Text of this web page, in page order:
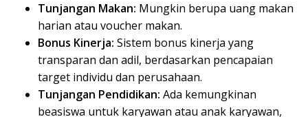
Tunjangan Makan: Mungkin berupa uang makan
harian atau voucher makan.
Bonus Kinerja: Sistem bonus kinerja yang
transparan dan adil, berdasarkan pencapaian
target individu dan perusahaan.
Tunjangan Pendidikan: Ada kemungkinan
beasiswa untuk karyawan atau anak karyawan,